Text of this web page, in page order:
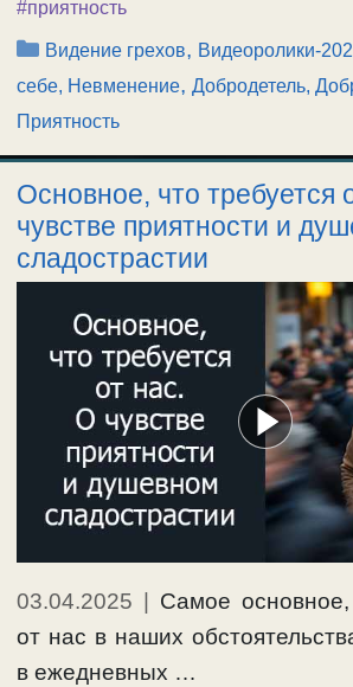
#приятность
Рубрики
Видение грехов, Видеоролики-
себе, Невменение, Добродетель,
Приятность
Основное, что требуется
чувстве приятности и
сладострастии
03.04.2025
Самое основное,
от нас в наших
в ежедневных …